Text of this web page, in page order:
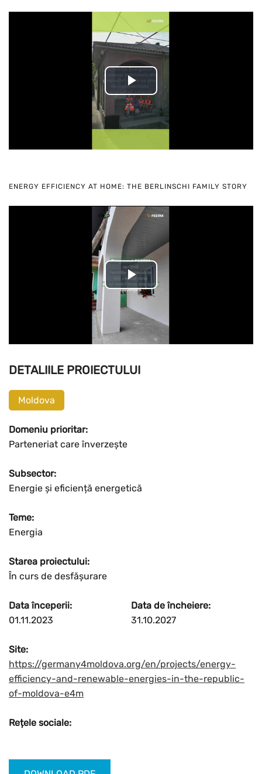
Play
Video
ENERGY EFFICIENCY AT HOME: THE BERLINSCHI FAMILY STORY
Play
Video
DETALIILE PROIECTULUI
Moldova
Domeniu prioritar:
Parteneriat care înverzește
Subsector:
Energie și eficiență energetică
Teme:
Energia
Starea proiectului:
În curs de desfășurare
Data începerii:
01.11.2023
Data de încheiere:
31.10.2027
Site:
https://germany4moldova.org/en/projects/energy-
efficiency-and-renewable-energies-in-the-republic-
of-moldova-e4m
Rețele sociale: